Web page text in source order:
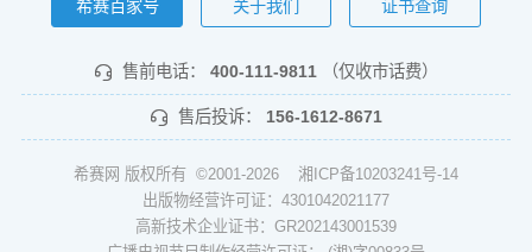
希赛百家号 关于我们 证书查询
售前电话： 400-111-9811 （仅收市话费）
售后投诉： 156-1612-8671
希赛网 版权所有 ©2001-2026 湘ICP备10203241号-14
出版物经营许可证：4301042021177
高新技术企业证书：GR202143001539